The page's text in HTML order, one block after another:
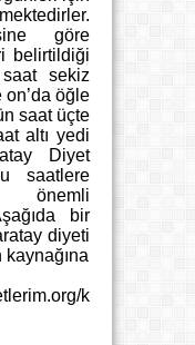
göre
belirtildiği
sekiz
on’da öğle
saat üçte
altı yedi
Diyet
saatlere
önemli
bir
diyeti
kaynağına
k